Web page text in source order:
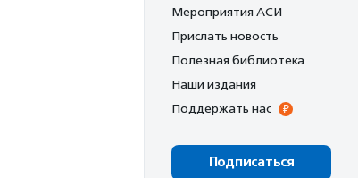
Мероприятия АСИ
Прислать новость
Полезная библиотека
Наши издания
Поддержать нас
Подписаться